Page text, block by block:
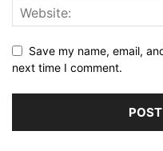
Save my name, email,
next time I comment.